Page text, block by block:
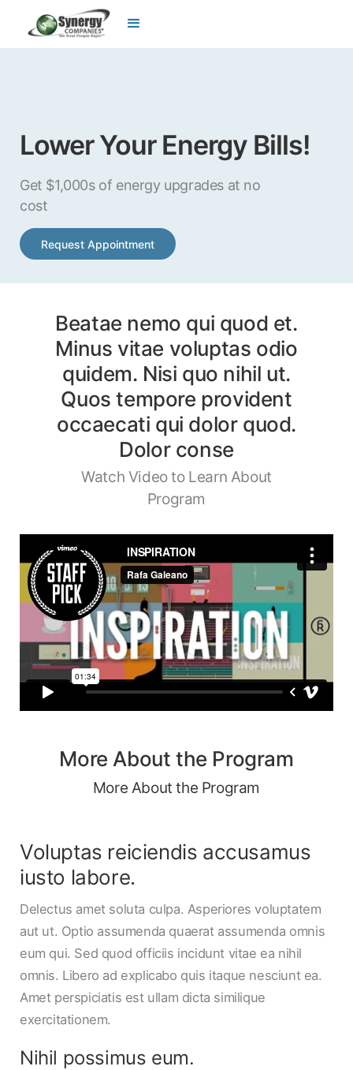
Lower Your Energy Bills!
Get $1,000s of energy upgrades at no
cost
Request Appointment
Beatae nemo qui quod et.
Minus vitae voluptas odio
quidem. Nisi quo nihil ut.
Quos tempore provident
occaecati qui dolor quod.
Dolor conse
Watch Video to Learn About
Program
More About the Program
More About the Program
Voluptas reiciendis accusamus
iusto labore.
Delectus amet soluta culpa. Asperiores voluptatem
aut ut. Optio assumenda quaerat assumenda omnis
eum qui. Sed quod officiis incidunt vitae ea nihil
omnis. Libero ad explicabo quis itaque nesciunt ea.
Amet perspiciatis est ullam dicta similique
exercitationem.
Nihil possimus eum.